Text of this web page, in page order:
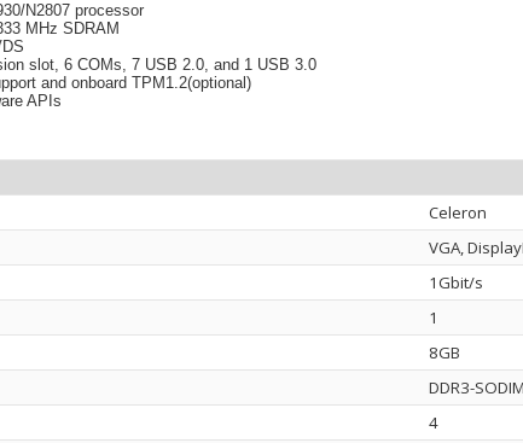
N2807 processor
MHz SDRAM
slot, 6 COMs, 7 USB 2.0, and 1 USB 3.0
and onboard TPM1.2(optional)
APIs
Celeron
VGA,
1Gbit/s
1
8GB
DDR3-
4